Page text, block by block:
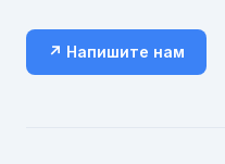
↗ Напишите нам